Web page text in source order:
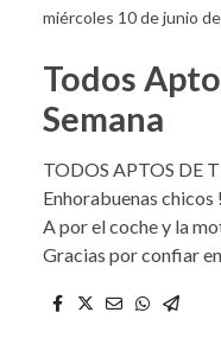
miércoles 10 de junio
Todos
Semana
TODOS APTOS DE
Enhorabuenas
A por el coche y la
Gracias por confiar